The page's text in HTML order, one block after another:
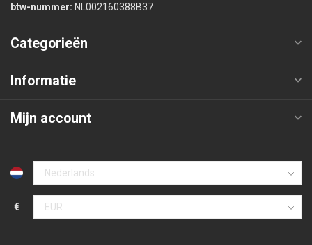
btw-nummer: NL002160388B37
Categorieën
Informatie
Mijn account
€